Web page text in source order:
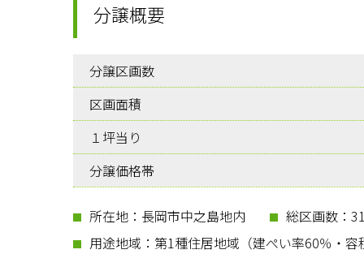
分譲概要
分譲区画数
区画面積
１坪当り
分譲価格帯
所在地：長岡市中之島地内
総区画数：
用途地域：第1種住居地域（建ぺい率60％・容